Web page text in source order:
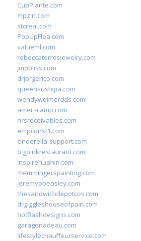
CupPlante.com
mpzin.com
stcreal.com
PopUpFlea.com
valueml.com
rebeccatorresjewelry.com
jmpbliss.com
drjorgerico.com
queensushipa.com
wendyweimerdds.com
ameri-camp.com
hrsreceivables.com
empconst1.com
cinderella-support.com
bigpinkrestaurant.com
inspirehuahin.com
memmingerspainting.com
jeremypbeasley.com
thesandwichdepotcos.com
drgiggleshouseofpain.com
hotflashdesigns.com
garagenadeau.com
lifestylechauffeurservice.com